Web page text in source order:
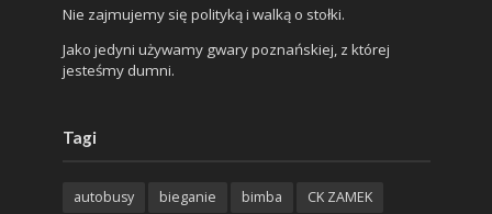
Nie zajmujemy się polityką i walką o stołki.
Jako jedyni używamy gwary poznańskiej, z której
jesteśmy dumni.
Tagi
autobusy bieganie bimba
CK ZAMEK